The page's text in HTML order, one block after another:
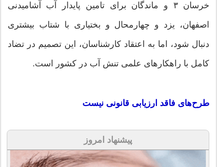
خرسان ۳ و ماندگان برای تامین پایدار آب آشامیدنی
اصفهان، یزد و چهارمحال و بختیاری با شتاب بیشتری
دنبال شود، اما به اعتقاد کارشناسان، این تصمیم در تضاد
کامل با راهکارهای علمی تنش‌ آب در کشور است.
طرح‌های فاقد ارزیابی قانونی نیست
پیشنهاد امروز